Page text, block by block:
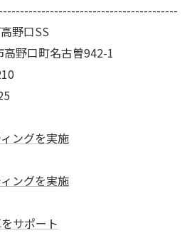
野口SS
野口町名古曽942-1
ングを実施
ングを実施
サポート